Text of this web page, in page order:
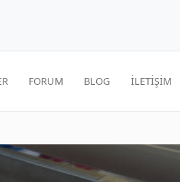
FORUM BLOG İLETİŞİM